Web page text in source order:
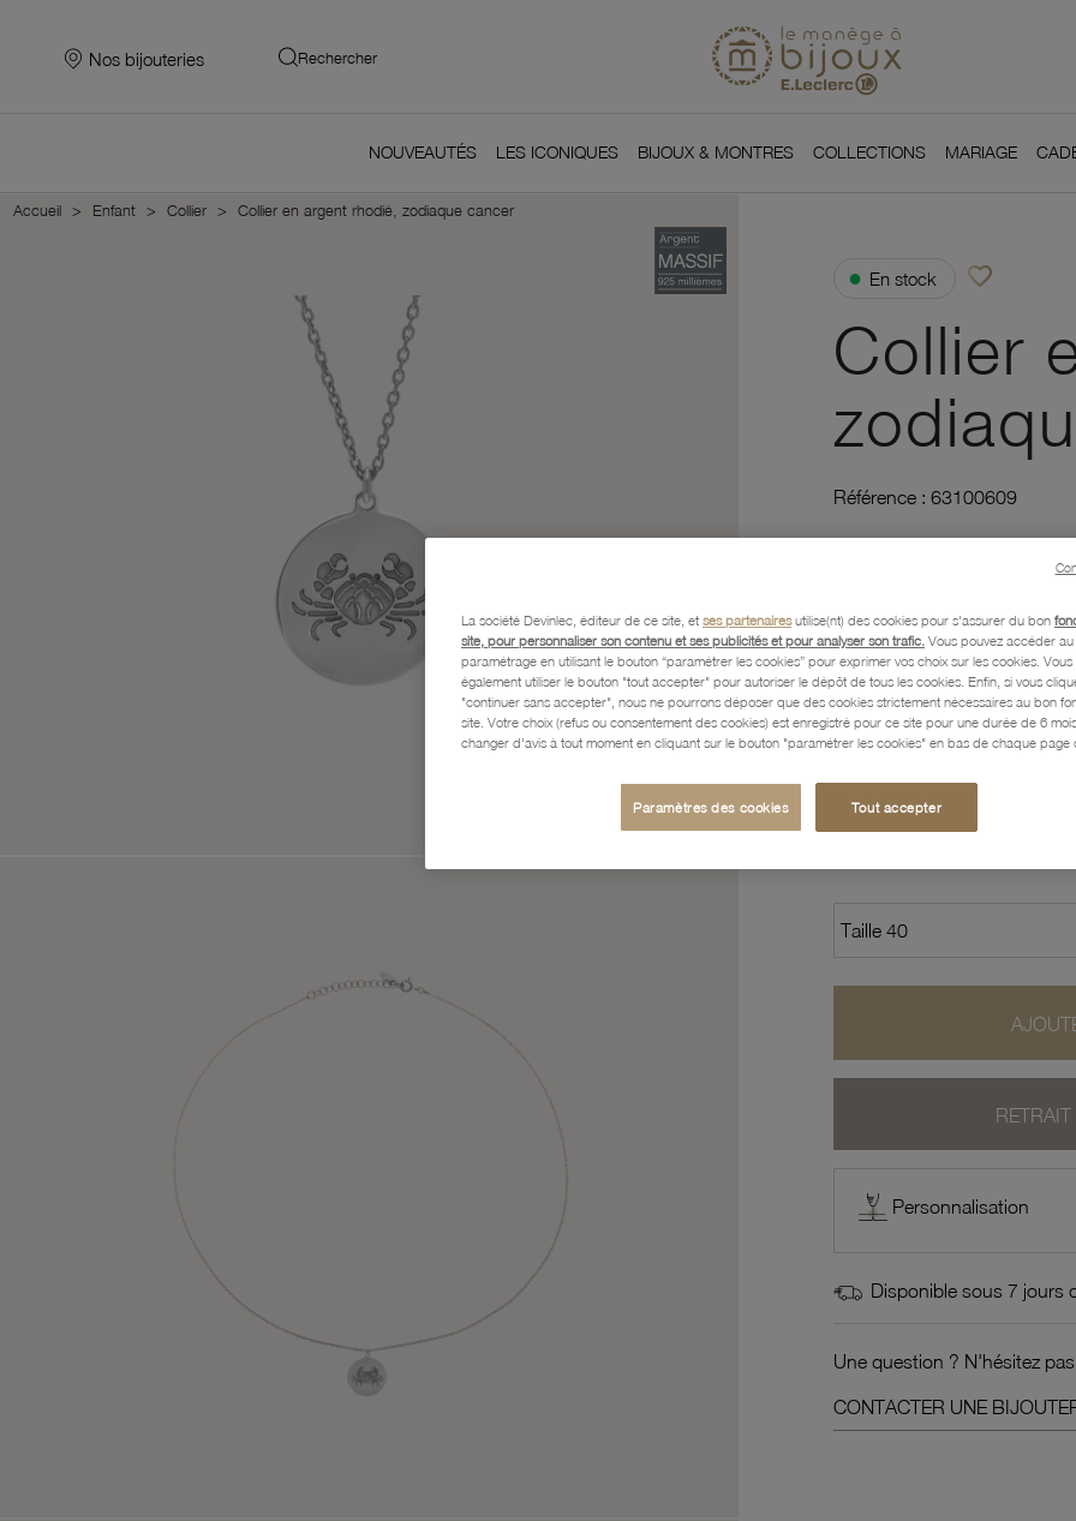
Nos bijouteries Rechercher
NOUVEAUTÉS LES ICONIQUES BIJOUX & MONTRES COLLECTIONS MARIAGE
Accueil Enfant Collier Collier en argent rhodié, zodiaque cancer
● En stock favorite_borderAjouter à vos
Collier
Référence : 63100609
Paiement, Livraison, Retours
38,30 €
Profitez des paiements
Personnalisation
Disponible sous 7 jours
Une question ? N'hésitez
CONTACTER UNE
La société Devinlec, éditeur de ce site, et ses partenairesutilise(nt) des cookies pour s'assurer du bon
site, pour personnaliser son contenu et ses publicités et pour analyser son trafic. Vous pouvez accéder
paramétrage en utilisant le bouton “paramétrer les cookies” pour exprimer vos choix sur les cookies. Vous
également utiliser le bouton "tout accepter" pour autoriser le dépôt de tous les cookies. Enfin, si vous
"continuer sans accepter", nous ne pourrons déposer que des cookies strictement nécessaires au bon
site. Votre choix (refus ou consentement des cookies) est enregistré pour ce site pour une durée de 6
changer d'avis à tout moment en cliquant sur le bouton "paramétrer les cookies" en bas de chaque page
Paramètres des cookies Tout accepter